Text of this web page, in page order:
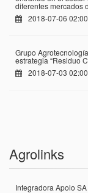
diferentes mercados
2018-07-06
Grupo
estrategia “Residuo
2018-07-03
Agrolinks
Integradora Apolo